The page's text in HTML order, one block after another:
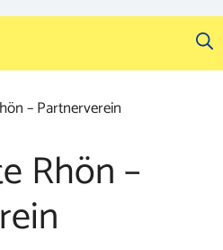
– Partnerverein
Rhön –